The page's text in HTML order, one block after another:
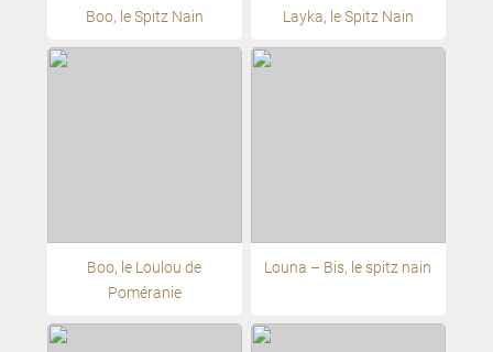
Boo, le Spitz Nain Layka, le Spitz Nain
Boo, le Loulou de
Poméranie
Louna – Bis, le spitz nain